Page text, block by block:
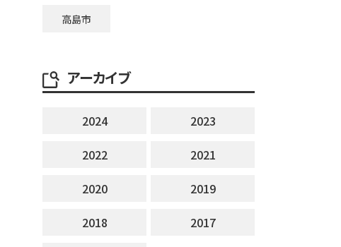
高島市
アーカイブ
2024
2023
2022
2021
2020
2019
2018
2017